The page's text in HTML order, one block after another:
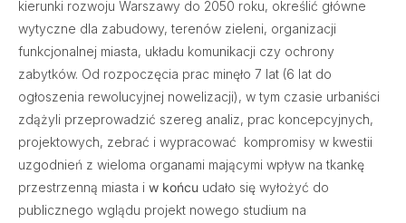
kierunki rozwoju Warszawy do 2050 roku, określić główne
wytyczne dla zabudowy, terenów zieleni, organizacji
funkcjonalnej miasta, układu komunikacji czy ochrony
zabytków. Od rozpoczęcia prac minęło 7 lat (6 lat do
ogłoszenia rewolucyjnej nowelizacji), w tym czasie urbaniści
zdążyli przeprowadzić szereg analiz, prac koncepcyjnych,
projektowych, zebrać i wypracować kompromisy w kwestii
uzgodnień z wieloma organami mającymi wpływ na tkankę
przestrzenną miasta i w końcu udało się wyłożyć do
publicznego wglądu projekt nowego studium na